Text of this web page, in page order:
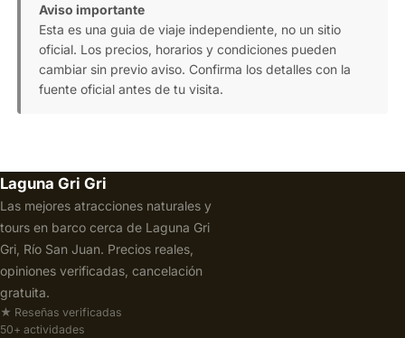
Aviso importante
Esta es una guia de viaje independiente, no un sitio
oficial. Los precios, horarios y condiciones pueden
cambiar sin previo aviso. Confirma los detalles con la
fuente oficial antes de tu visita.
Laguna Gri Gri
Las mejores atracciones naturales y
tours en barco cerca de Laguna Gri
Gri, Río San Juan. Precios reales,
opiniones verificadas, cancelación
gratuita.
★ Reseñas verificadas
50+ actividades